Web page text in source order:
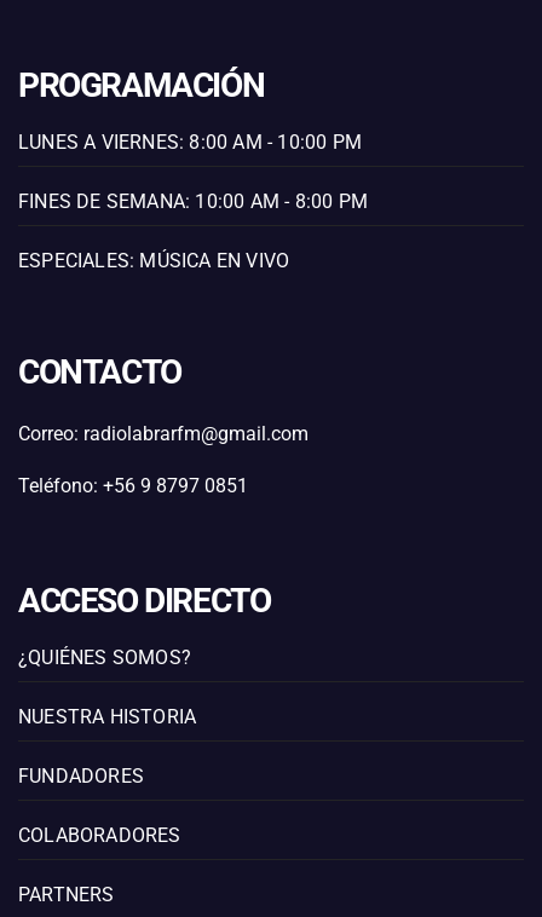
PROGRAMACIÓN
LUNES A VIERNES: 8:00 AM - 10:00 PM
FINES DE SEMANA: 10:00 AM - 8:00 PM
ESPECIALES: MÚSICA EN VIVO
CONTACTO
Correo: radiolabrarfm@gmail.com
Teléfono: +56 9 8797 0851
ACCESO DIRECTO
¿QUIÉNES SOMOS?
NUESTRA HISTORIA
FUNDADORES
COLABORADORES
PARTNERS